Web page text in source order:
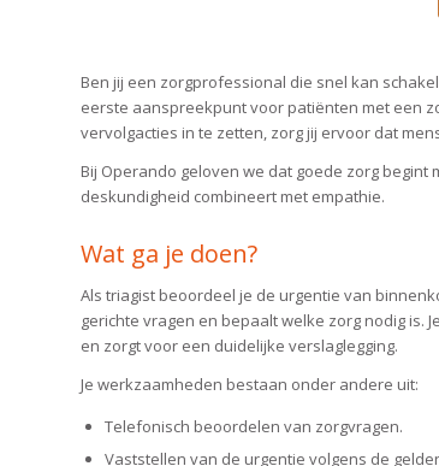
Ben jij een zorgprofessional die snel kan
eerste aanspreekpunt voor patiënten met een
vervolgacties in te zetten, zorg jij ervoor dat
Bij Operando geloven we dat goede zorg
deskundigheid combineert met empathie.
Wat ga je doen?
Als triagist beoordeel je de urgentie van
gerichte vragen en bepaalt welke zorg nodig
en zorgt voor een duidelijke verslaglegging.
Je werkzaamheden bestaan onder andere uit:
Telefonisch beoordelen van zorgvragen.
Vaststellen van de urgentie volgens de